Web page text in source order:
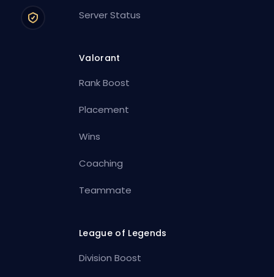
Server Status
Valorant
Rank Boost
Placement
Wins
Coaching
Teammate
League of Legends
Division Boost